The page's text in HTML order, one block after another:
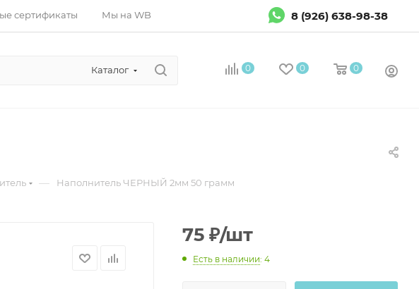
сертификаты Мы на WB 8 (926) 638-98-38
Каталог 0 0 0
— Наполнитель ЧЕРНЫЙ 2мм 50 грамм
75 ₽/шт
Есть в наличии: 4